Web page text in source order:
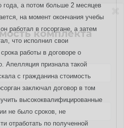
года, а потом больше 2 месяцев
на момент окончания учебы
работал в госоргане, а затем
что исполнил свои
работы в договоре о
Апелляция признала такой
с гражданина стоимость
заключал договор в том
высококвалифицированные
не было сроков, не
отработать по полученной
комплекта